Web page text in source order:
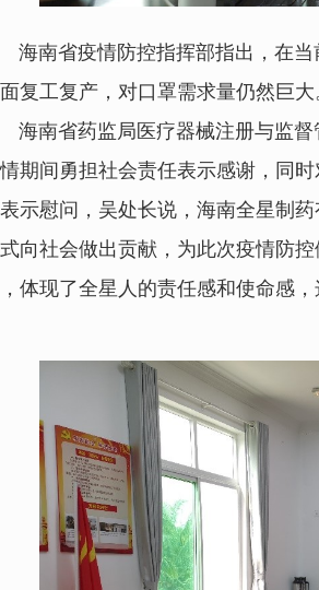
海南省疫情防控指挥部指出，在
复工复产，对口罩需求量仍然巨大
省药监局医疗器械注册与监督
期间勇担社会责任表示感谢，同
示慰问，吴处长说， 海南全星制药
向社会做出贡献，为此次疫情防
体现了全星人的责任感和使命感